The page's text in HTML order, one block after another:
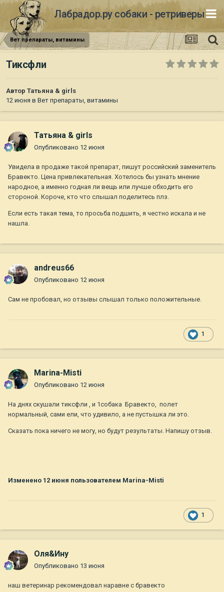
Лабрадор.ру собаки - ретриверы
Вет препараты, витамины
Тиксфли
Автор Татьяна & girls
12 июня в Вет препараты, витамины
Татьяна & girls
Опубликовано 12 июня
Увидела в продаже такой препарат, пишут российский заменитель
Бравекто. Цена привлекательная. Хотелось бы узнать мнение
народное, а именно годная ли вещь или лучше обходить его
стороной. Короче, кто что слышал поделитесь плз.
Если есть такая тема, то просьба подшить, я честно искала и не
нашла.
andreus66
Опубликовано 12 июня
Сам не пробовал, но отзывы слышал только положительные.
1
Marina-Misti
Опубликовано 12 июня
На днях скушали тиксфли , и 1собака Бравекто, полет
нормальный, сами ели, что удивило, а не пустышка ли это.
Сказать пока ничего не могу, но будут результаты. Напишу отзыв.
Изменено 12 июня пользователем Marina-Misti
1
Оля&Ину
Опубликовано 13 июня
наш ветеринар рекомендовал наравне с бравекто